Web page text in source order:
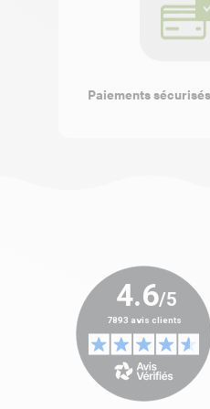
Paiements